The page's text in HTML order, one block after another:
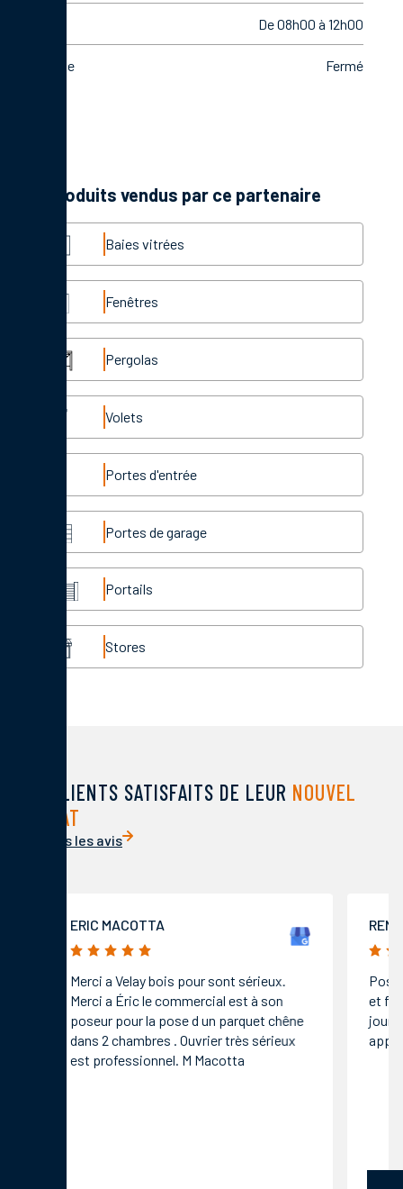
De 08h00 à 12h00
Dimanche Fermé
Les produits vendus par ce partenaire
Baies vitrées
Fenêtres
Pergolas
Volets
Portes d'entrée
Portes de garage
Portails
Stores
DES CLIENTS SATISFAITS DE LEUR NOUVEL
HABITAT
Voir tous les avis
ERIC MACOTTA
5/5
Merci a Velay bois pour sont sérieux.
Merci a Éric le commercial est à son
poseur pour la pose d un parquet chêne
dans 2 chambres . Ouvrier très sérieux
est professionnel. M Macotta
RENE
5/5
Pose
et
jours